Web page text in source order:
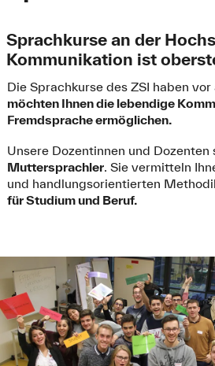
Sprachkurse an der
Kommunikation ist
Die Sprachkurse des ZSI haben vor
möchten Ihnen die lebendige
Fremdsprache ermöglichen.
Unsere Dozentinnen und
Muttersprachler. Sie vermitteln
und handlungsorientierten
für Studium und Beruf.